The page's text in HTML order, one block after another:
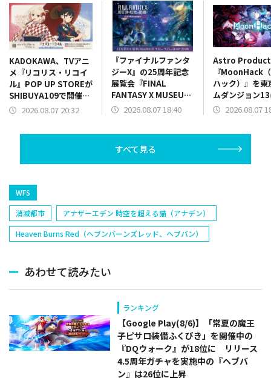
KADOKAWA、TVアニ
メ『リコリス・リコイ
ル』POP UP STOREが
SHIBUYA109で開催決
定 2026.08.07 20:32
『ファイナルファンタ
ジーX』の25周年記念
展覧会『FINAL
FANTASY X MUSEUM-
幻光の記憶-』チケット
2026.08.07 18:40
Astro
『MoonHack
ハック）』を東
ムダンジョン
展！リズムアク
2026.08.07
すべて見る
WFS
消滅都市
アナザーエデン 時空を超える猫（アナデン）
Heaven Burns Red（ヘブンバーンズレッド、ヘブバン）
あわせて読みたい
ランキング
【Google Play(8/6)】「常夏の魔王
子ピサロ装備ふくびき」を開催中の
『DQウォーク』が18位に リリース
4.5周年ガチャを実施中の『ヘブバ
ン』は26位に上昇